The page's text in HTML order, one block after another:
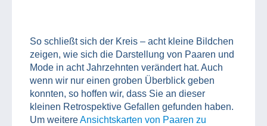
So schließt sich der Kreis – acht kleine Bildchen
zeigen, wie sich die Darstellung von Paaren und
Mode in acht Jahrzehnten verändert hat. Auch
wenn wir nur einen groben Überblick geben
konnten, so hoffen wir, dass Sie an dieser
kleinen Retrospektive Gefallen gefunden haben.
Um weitereAnsichtskarten von Paaren zu